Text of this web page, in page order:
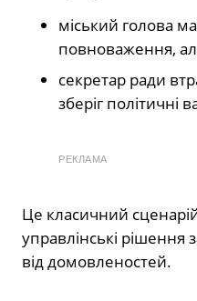
міський голова
повноваження,
секретар ради
зберіг політичні
РЕКЛАМА
Це класичний
управлінські рішення
від домовленостей.